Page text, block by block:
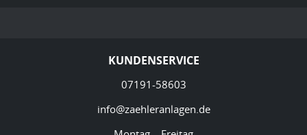
KUNDENSERVICE
07191-58603
info@zaehleranlagen.de